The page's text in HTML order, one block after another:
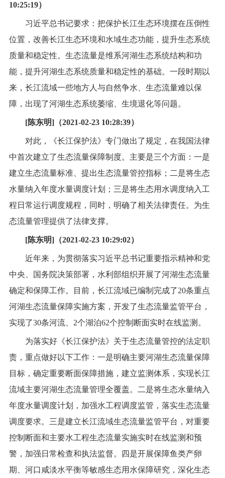
10:25:19）
习近平总书记要求：把保护长江生态环境摆在压倒性
位置，改善长江生态环境和水域生态功能，提升生态系统
质量和稳定性。生态流量是维系河湖生态系统结构和功
能，提升河湖生态系统质量和稳定性的基础。一段时期以
来，长江流域一些地方人与自然争水、生态流量难以保
障，出现了河湖生态系统萎缩、生境退化等问题。
[陈东明]（2021-02-23 10:28:39）
对此，《长江保护法》专门做出了规定，在我国法律
中首次建立了生态流量保障制度。主要是三个方面：一是
建立生态流量标准、提出生态流量管控指标；二是将生态
水量纳入年度水量调度计划；三是将生态用水调度纳入工
程日常运行调度规程，同时，明确了相关法律责任。为生
态流量管理提供了法律支撑。
[陈东明]（2021-02-23 10:29:02）
近年来，为贯彻落实习近平总书记重要指示精神和党
中央、国务院决策部署，水利部组织开展了河湖生态流量
确定和保障工作。目前，长江流域已编制完成了20条重点
河湖生态流量保障实施方案，开发了生态流量监管平台，
实现了30条河流、2个湖泊62个控制断面实时在线监测。
为落实好《长江保护法》关于生态流量管控的法定职
责，重点做好以下工作：一是明确主要河湖生态流量保障
目标，确定重要断面保障措施，建立监测体系，实现长江
流域主要河湖生态流量管理全覆盖。二是将生态水量纳入
年度水量调度计划，加强水工程调度监管，落实生态流量
调度要求。三是建立长江流域生态流量监管平台，对重要
控制断面和主要水工程生态流量实施实时在线监测和预
警，加强日常检查和执法监督。四是开展保障鱼类产卵
期、河口咸淡水平衡等敏感生态用水保障研究，深化生态